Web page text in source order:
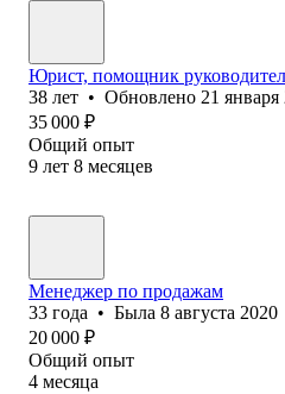
Юрист, помощник
38 лет • Обновлено 21 января
35 000 ₽
Общий опыт
9 лет 8 месяцев
Менеджер по продажам
33 года • Была 8 августа 2020
20 000 ₽
Общий опыт
4 месяца